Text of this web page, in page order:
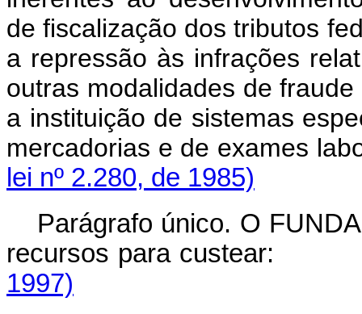
de fiscalização dos tributos
a repressão às infrações
outras modalidades de
a instituição de sistemas
mercadorias e de exames
lei nº 2.280, de 1985)
Parágrafo único. O
recursos para
1997)